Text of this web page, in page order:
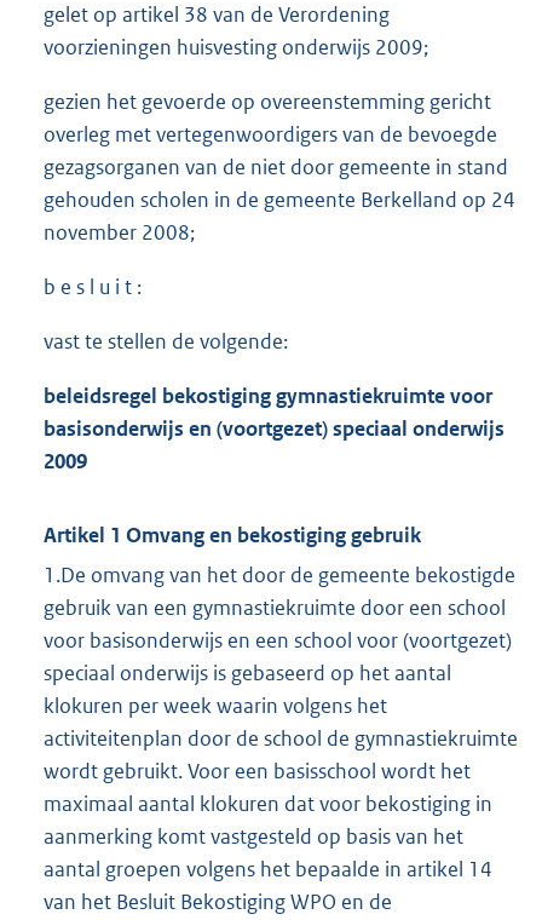
gelet op artikel 38 van de Verordening
voorzieningen huisvesting onderwijs 2009;
gezien het gevoerde op overeenstemming gericht
overleg met vertegenwoordigers van de bevoegde
gezagsorganen van de niet door gemeente in stand
gehouden scholen in de gemeente Berkelland op 24
november 2008;
b e s l u i t :
vast te stellen de volgende:
beleidsregel bekostiging gymnastiekruimte voor
basisonderwijs en (voortgezet) speciaal onderwijs
2009
Artikel 1 Omvang en bekostiging gebruik
1.De omvang van het door de gemeente bekostigde
gebruik van een gymnastiekruimte door een school
voor basisonderwijs en een school voor (voortgezet)
speciaal onderwijs is gebaseerd op het aantal
klokuren per week waarin volgens het
activiteitenplan door de school de gymnastiekruimte
wordt gebruikt. Voor een basisschool wordt het
maximaal aantal klokuren dat voor bekostiging in
aanmerking komt vastgesteld op basis van het
aantal groepen volgens het bepaalde in artikel 14
van het Besluit Bekostiging WPO en de